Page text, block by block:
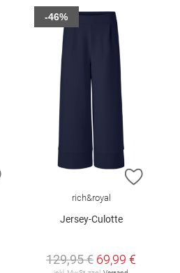
ZUR WUNSCHLISTE HINZUFÜGEN
ZUR
rich&royal
Jersey-Culotte
129,95 € 69,99 €
-46%